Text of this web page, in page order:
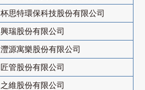
杯思特環保科技股份有限公司
興瑞股份有限公司
灃源寓樂股份有限公司
匠管股份有限公司
之維股份有限公司